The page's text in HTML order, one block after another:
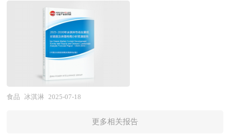
上市前企业找准市场定位和产品定位有着全新的认
识。中研普华针对不同客户需求度身定做不同的研
究解决方案。针对普通的研究需求，公司运用国际
认可的独创研究产品和统计分析方法论，用来提供
广泛的标准化数据和比较数据。如果研究要求比较
特殊，我们会针对特定市场专门设计研究解决方
案。我们的研究人员熟悉各种访问方法的优缺点和
解答方案。这对于有意创业板上市的企业具有极好
的参考价值和指导意义。
大量周密的市场调研基础上，主要依据了国家统计
局、国家商务部、国家财政部、中国证券监督管理
委员会、中国风险投资协会、中国风险投资研究
院、深圳创业投资同业公会、北京创业投资协会、
上海创业投资行业协会、饮料行业相关协会、中国
行业研究网、国内外相关刊物的基础信息以及各省
市相关统计单位等公布和提供的大量资料。对饮料
行业风险投资现状、国际化进程与外资进入、融资
根据软硬程度可分为硬冰淇淋和软冰淇淋；根据主
料可分为奶油冰淇淋、酸奶冰淇淋、果蔬冰淇淋、
圣代等；根据配料则有水果味、蔬菜植物味、果仁
味等多种口味。冰淇淋行业产业链上游涵盖原材料
及设备供应，中游为生产与品牌运营，下游则是销
售流通渠道。 当前，中国冰淇淋行业呈现出蓬勃
收入和消费水平逐年提高，人们对休闲食品的需求
食品 冰淇淋 2025-07-18
更多相关报告